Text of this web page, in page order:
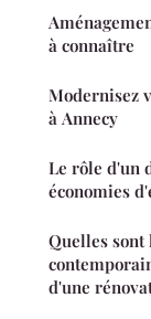
à connaître
Modernisez
à Annecy
Le rôle d'un
économies
Quelles sont
d'une